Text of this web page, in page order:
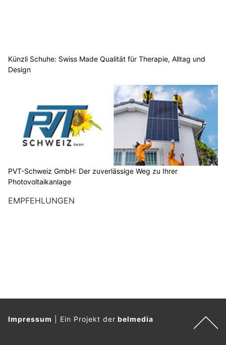
Künzli Schuhe: Swiss Made Qualität für Therapie, Alltag und
Design
PVT-Schweiz GmbH: Der zuverlässige Weg zu Ihrer
Photovoltaikanlage
EMPFEHLUNGEN
Impressum Ein Projekt derbelmedia